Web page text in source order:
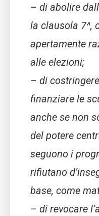
– di abolire
la clausola 7^,
apertamente
alle elezioni;
– di
finanziare le
anche se non
del potere
seguono i
rifiutano
base, come
– di revocare